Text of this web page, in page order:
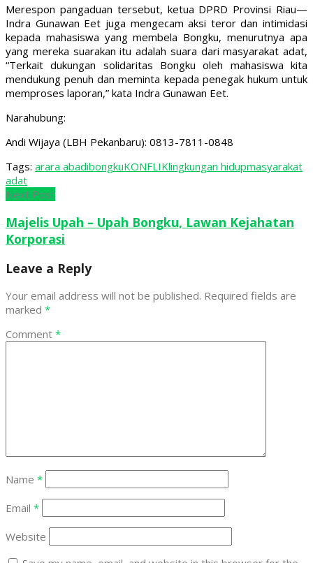
Merespon pangaduan tersebut, ketua DPRD Provinsi Riau—
Indra Gunawan Eet juga mengecam aksi teror dan intimidasi
kepada mahasiswa yang membela Bongku, menurutnya apa
yang mereka suarakan itu adalah suara dari masyarakat adat,
“Terkait dukungan solidaritas Bongku oleh mahasiswa kita
mendukung penuh dan meminta kepada penegak hukum untuk
memproses laporan,” kata Indra Gunawan Eet.
Narahubung:
Andi Wijaya (LBH Pekanbaru): 0813-7811-0848
Tags: arara abadibongkuKONFLIKlingkungan hidupmasyarakat
adat
Next Post
Majelis Upah – Upah Bongku, Lawan Kejahatan
Korporasi
Leave a Reply
Your email address will not be published. Required fields are
marked *
Comment *
Name *
Email *
Website